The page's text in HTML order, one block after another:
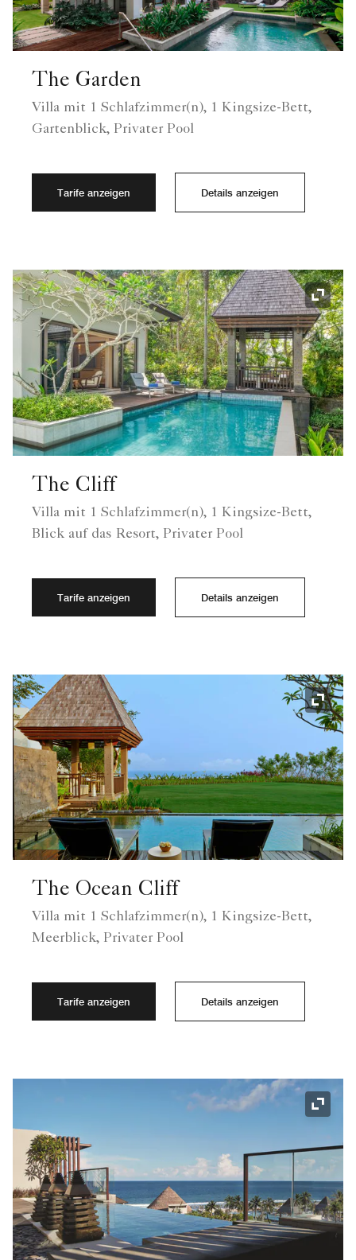
The Garden
Villa mit 1 Schlafzimmer(n), 1 Kingsize-Bett,
Gartenblick, Privater Pool
Tarife anzeigen Details anzeigen
The Cliff
Villa mit 1 Schlafzimmer(n), 1 Kingsize-Bett,
Blick auf das Resort, Privater Pool
Tarife anzeigen Details anzeigen
The Ocean Cliff
Villa mit 1 Schlafzimmer(n), 1 Kingsize-Bett,
Meerblick, Privater Pool
Tarife anzeigen Details anzeigen